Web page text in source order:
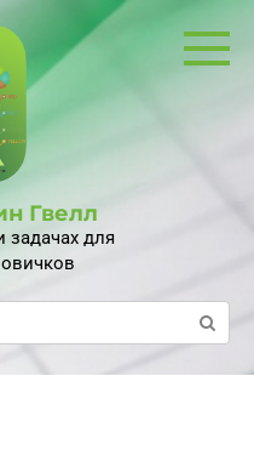
Гвелл
задачах для